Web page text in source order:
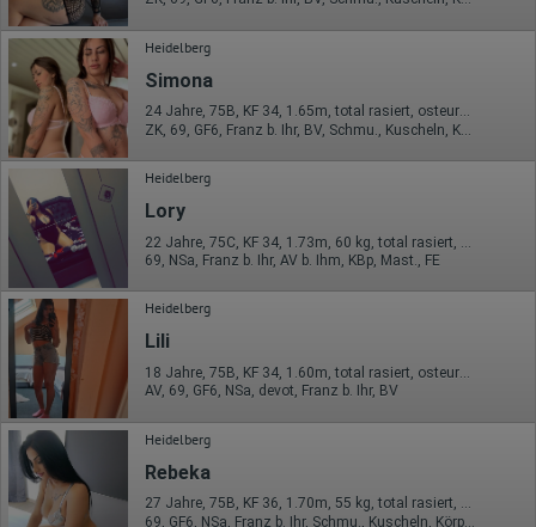
Heidelberg
Simona
24 Jahre, 75B, KF 34, 1.65m, total rasiert, osteuropäisch
Heidelberg
Lory
69, NSa, Franz b. Ihr, AV b. Ihm, KBp, Mast., FE
Heidelberg
Lili
18 Jahre, 75B, KF 34, 1.60m, total rasiert, osteuropäisch
AV, 69, GF6, NSa, devot, Franz b. Ihr, BV
Heidelberg
Rebeka
27 Jahre, 75B, KF 36, 1.70m, 55 kg, total rasiert, osteuropäisch